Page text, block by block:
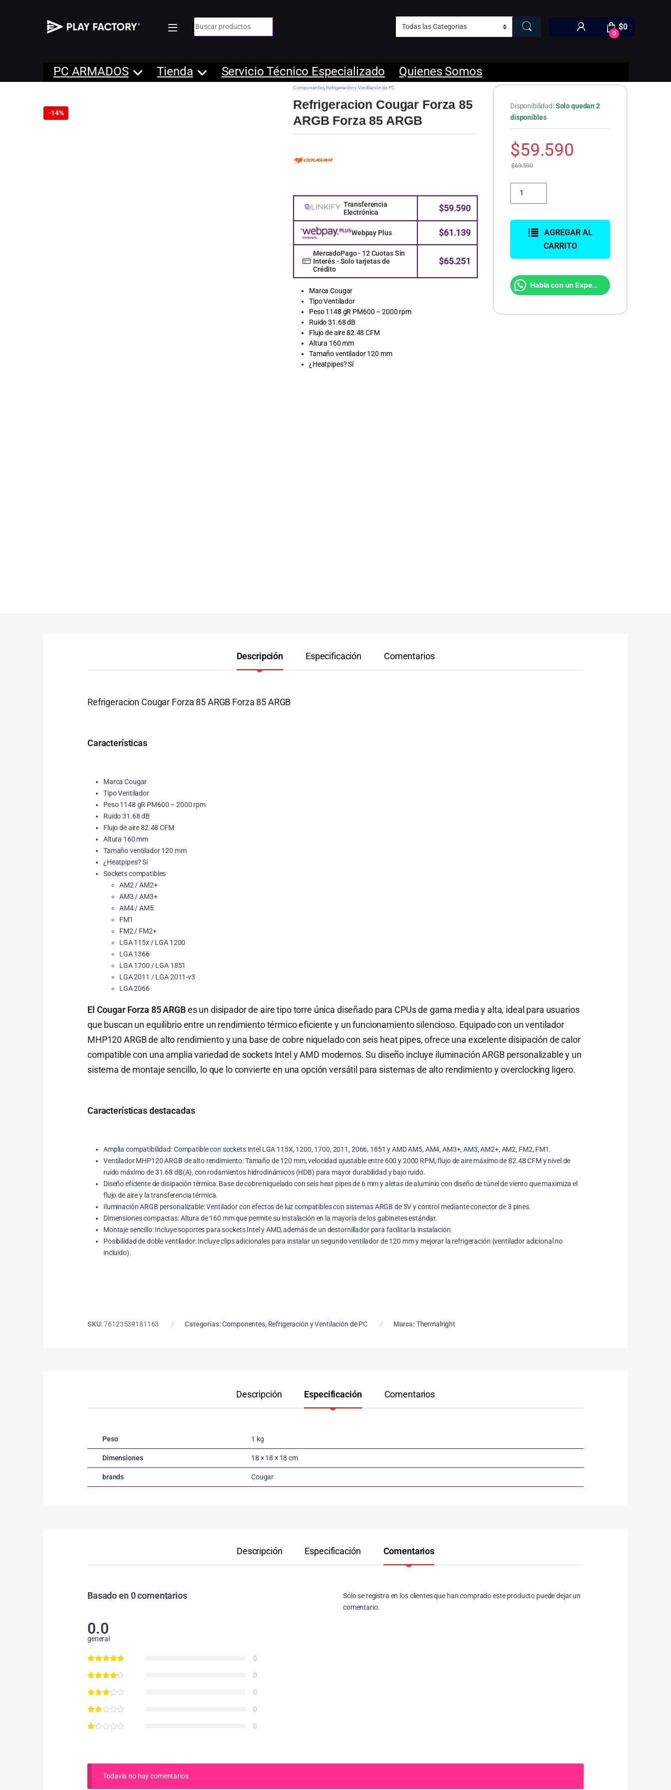
Búsqueda de:
0
$0
PC ARMADOS Tienda Servicio Técnico Especializado Quienes Somos
-14%
Componentes,Refrigeración y Ventilación de PC
Refrigeracion Cougar Forza 85
ARGB Forza 85 ARGB
Transferencia
Electrónica
$59.590
Webpay Plus $61.139
MercadoPago - 12 Cuotas Sin
Interés - Solo tarjetas de
Crédito
$65.251
Marca Cougar
Tipo Ventilador
Peso 1148 gR PM600 – 2000 rpm
Ruido 31.68 dB
Flujo de aire 82.48 CFM
Altura 160 mm
Tamaño ventilador 120 mm
¿Heatpipes? Sí
Disponibilidad:Solo quedan 2
disponibles
$59.590
$69.590
AGREGAR AL
CARRITO
Habla con un Experto
Descripción Especificación Comentarios
Refrigeracion Cougar Forza 85 ARGB Forza 85 ARGB
Características
Marca Cougar
Tipo Ventilador
Peso 1148 gR PM600 – 2000 rpm
Ruido 31.68 dB
Flujo de aire 82.48 CFM
Altura 160 mm
Tamaño ventilador 120 mm
¿Heatpipes? Sí
Sockets compatibles
AM2 / AM2+
AM3 / AM3+
AM4 / AM5
FM1
FM2 / FM2+
LGA 115x / LGA 1200
LGA 1366
LGA 1700 / LGA 1851
LGA 2011 / LGA 2011-v3
LGA 2066
El Cougar Forza 85 ARGBes un disipador de aire tipo torre única diseñado para CPUs de gama media y alta, ideal para usuarios
que buscan un equilibrio entre un rendimiento térmico eficiente y un funcionamiento silencioso. Equipado con un ventilador
MHP120 ARGB de alto rendimiento y una base de cobre niquelado con seis heat pipes, ofrece una excelente disipación de calor
compatible con una amplia variedad de sockets Intel y AMD modernos. Su diseño incluye iluminación ARGB personalizable y un
sistema de montaje sencillo, lo que lo convierte en una opción versátil para sistemas de alto rendimiento y overclocking ligero.
Características destacadas
Amplia compatibilidad: Compatible con sockets Intel LGA 115X, 1200, 1700, 2011, 2066, 1851 y AMD AM5, AM4, AM3+, AM3, AM2+, AM2, FM2, FM1.
Ventilador MHP120 ARGB de alto rendimiento: Tamaño de 120 mm, velocidad ajustable entre 600 y 2000 RPM, flujo de aire máximo de 82.48 CFM y nivel de
ruido máximo de 31.68 dB(A), con rodamientos hidrodinámicos (HDB) para mayor durabilidad y bajo ruido.
Diseño eficiente de disipación térmica: Base de cobre niquelado con seis heat pipes de 6 mm y aletas de aluminio con diseño de túnel de viento que maximiza el
flujo de aire y la transferencia térmica.
Iluminación ARGB personalizable: Ventilador con efectos de luz compatibles con sistemas ARGB de 5V y control mediante conector de 3 pines.
Dimensiones compactas: Altura de 160 mm que permite su instalación en la mayoría de los gabinetes estándar.
Montaje sencillo: Incluye soportes para sockets Intel y AMD, además de un destornillador para facilitar la instalación.
Posibilidad de doble ventilador: Incluye clips adicionales para instalar un segundo ventilador de 120 mm y mejorar la refrigeración (ventilador adicional no
incluido).
SKU:76123539181163 Categorías:Componentes, Refrigeración y Ventilación de PC Marca: Thermalright
Descripción Especificación Comentarios
Peso 1 kg
Dimensiones 18 × 18 × 18 cm
brands Cougar
Descripción Especificación Comentarios
Basado en 0 comentarios
0.0
general
0
0
0
0
0
Sólo se registra en los clientes que han comprado este producto puede dejar un
comentario.
Todavía no hay comentarios.